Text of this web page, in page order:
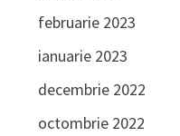
februarie 2023
ianuarie 2023
decembrie 2022
octombrie 2022